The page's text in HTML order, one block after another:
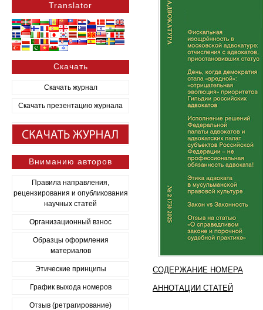
Translator
Скачать
Скачать журнал
Скачать презентацию журнала
Вниманию авторов
Правила направления,
рецензирования и опубликования
научных статей
Организационный взнос
Образцы оформления
материалов
Этические принципы
График выхода номеров
Отзыв (ретрагирование)
СОДЕРЖАНИЕ НОМЕРА
АННОТАЦИИ СТАТЕЙ